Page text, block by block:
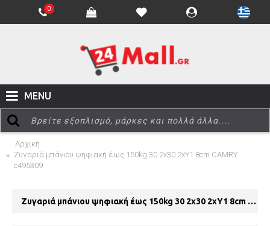
0
MENU
Αρχική
Ζυγαριά μπάνιου ψηφιακή έως 150kg 30 2x30 2xY1 8cm CAMRY
c495309
Ζυγαριά μπάνιου ψηφιακή έως 150kg 30 2x30 2xY1 8cm CAMRY c495309